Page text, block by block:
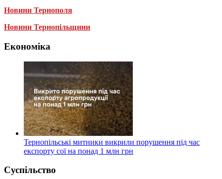
Новини Тернополя
Новини Тернопільщини
Економіка
Тернопільські митники викрили порушення під час
експорту сої на понад 1 млн грн
Суспільство